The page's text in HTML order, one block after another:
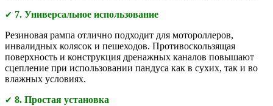
✔ 7. Универсальное использование
Резиновая рампа отлично подходит для мотороллеров,
инвалидных колясок и пешеходов. Противоскользящая
поверхность и конструкция дренажных каналов повышают
сцепление при использовании пандуса как в сухих, так и во
влажных условиях.
✔ 8. Простая установка